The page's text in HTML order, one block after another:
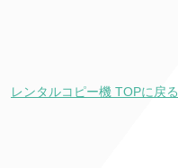
レンタルコピー機 TOPに戻る